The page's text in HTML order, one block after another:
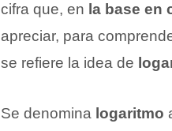
cifra que, en la base en
apreciar, para
se refiere la idea de
Se denomina logaritmo